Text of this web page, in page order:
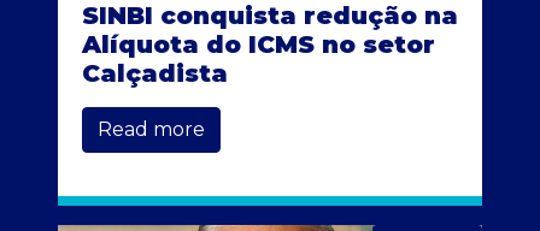
SINBI conquista redução na
Alíquota do ICMS no setor
Calçadista
Read more